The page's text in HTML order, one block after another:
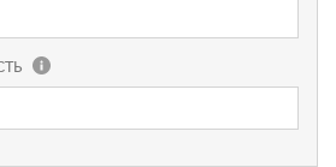
пт сб вс
31 1 2